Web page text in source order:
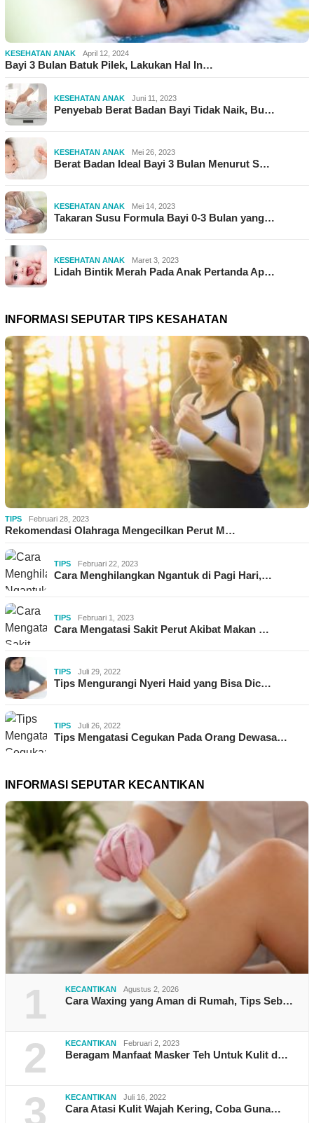
KESEHATAN ANAK April 12, 2024
Bayi 3 Bulan Batuk Pilek, Lakukan Hal In…
KESEHATAN ANAK Juni 11, 2023
Penyebab Berat Badan Bayi Tidak Naik, Bu…
KESEHATAN ANAK Mei 26, 2023
Berat Badan Ideal Bayi 3 Bulan Menurut S…
KESEHATAN ANAK Mei 14, 2023
Takaran Susu Formula Bayi 0-3 Bulan yang…
KESEHATAN ANAK Maret 3, 2023
Lidah Bintik Merah Pada Anak Pertanda Ap…
INFORMASI SEPUTAR TIPS KESAHATAN
TIPS Februari 28, 2023
Rekomendasi Olahraga Mengecilkan Perut M…
TIPS Februari 22, 2023
Cara Menghilangkan Ngantuk di Pagi Hari,…
TIPS Februari 1, 2023
Cara Mengatasi Sakit Perut Akibat Makan …
TIPS Juli 29, 2022
Tips Mengurangi Nyeri Haid yang Bisa Dic…
TIPS Juli 26, 2022
Tips Mengatasi Cegukan Pada Orang Dewasa…
INFORMASI SEPUTAR KECANTIKAN
1 KECANTIKAN Agustus 2, 2026
Cara Waxing yang Aman di Rumah, Tips Seb…
2 KECANTIKAN Februari 2, 2023
Beragam Manfaat Masker Teh Untuk Kulit d…
3 KECANTIKAN Juli 16, 2022
Cara Atasi Kulit Wajah Kering, Coba Guna…